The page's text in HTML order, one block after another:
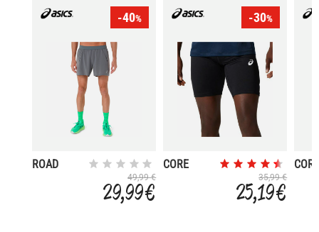
-40%
ROAD
49,99 €
29,99 €
-30%
CORE
35,99 €
25,19 €